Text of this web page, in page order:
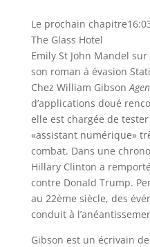
Le prochain chapitre
The Glass Hotel
Emily St John Mandel
son roman à évasion
Chez William Gibson
d’applications doué
elle est chargée de
«assistant numérique»
combat. Dans une
Hillary Clinton a
contre Donald Trump.
au 22ème siècle, des
conduit à
Gibson est un écrivain